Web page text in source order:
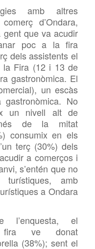
amb altres
d’Ondara,
gent que va acudir
poc a la fira
dels assistents el
la Fira (12 i 13 de
gastronòmica. El
un escàs
No
un nivell alt de
de la mitat
consumix en els
terç (30%) dels
a comerços i
s’entén que no
turístiques, amb
a Ondara
l’enquesta, el
fira ve donat
(38%); sent el